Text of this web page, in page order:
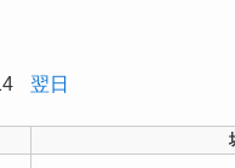
翌日